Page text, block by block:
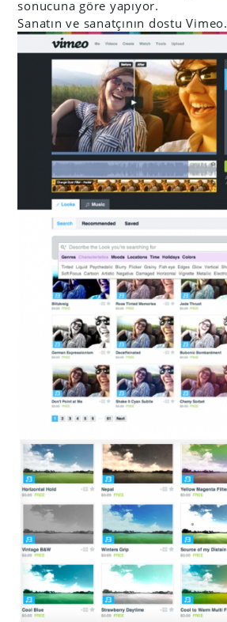
sonucuna göre yapıyor.
Sanatın ve sanatçının dostu Vimeo.